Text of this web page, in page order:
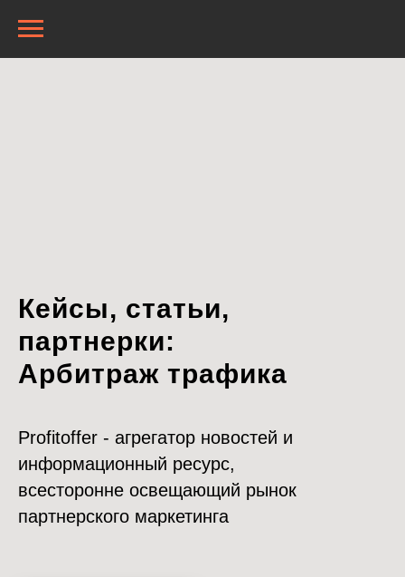
Кейсы, статьи,
партнерки:
Арбитраж трафика
Profitoffer - агрегатор новостей и
информационный ресурс,
всесторонне освещающий рынок
партнерского маркетинга